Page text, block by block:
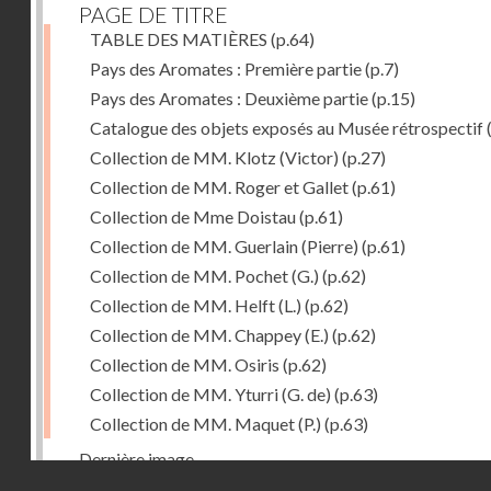
PAGE DE TITRE
TABLE DES MATIÈRES (p.64)
Pays des Aromates : Première partie(p.7)
Pays des Aromates : Deuxième partie(p.15)
Catalogue des objets exposés au Musée rétrospectif
Collection de MM. Klotz (Victor) (p.27)
Collection de MM. Roger et Gallet(p.61)
Collection de Mme Doistau(p.61)
Collection de MM. Guerlain (Pierre) (p.61)
Collection de MM. Pochet (G.) (p.62)
Collection de MM. Helft (L.) (p.62)
Collection de MM. Chappey (E.) (p.62)
Collection de MM. Osiris (p.62)
Collection de MM. Yturri (G. de) (p.63)
Collection de MM. Maquet (P.) (p.63)
Dernière image